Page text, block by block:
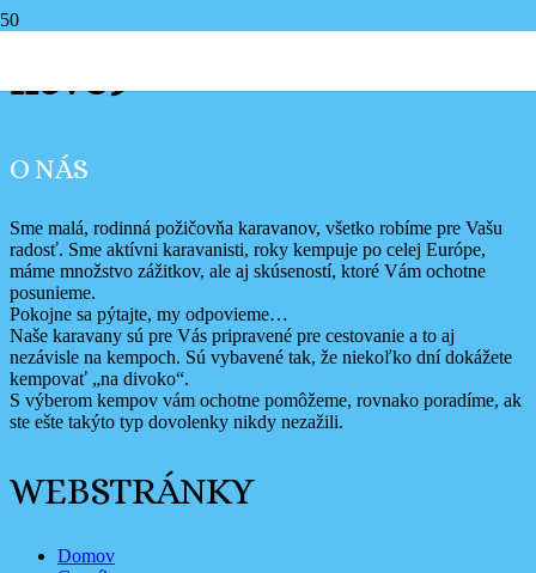
nove9
O NÁS
Sme malá, rodinná požičovňa karavanov, všetko robíme pre Vašu
radosť. Sme aktívni karavanisti, roky kempuje po celej Európe,
máme množstvo zážitkov, ale aj skúseností, ktoré Vám ochotne
posunieme.
Pokojne sa pýtajte, my odpovieme…
Naše karavany sú pre Vás pripravené pre cestovanie a to aj
nezávisle na kempoch. Sú vybavené tak, že niekoľko dní dokážete
kempovať „na divoko“.
S výberom kempov vám ochotne pomôžeme, rovnako poradíme, ak
ste ešte takýto typ dovolenky nikdy nezažili.
WEBSTRÁNKY
Domov